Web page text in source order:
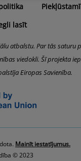
lasīt
atbalstu. Par tās saturu
viedokli. Šī projekta
Eiropas Savienība.
Mainīt iestatījumus.
© 2023